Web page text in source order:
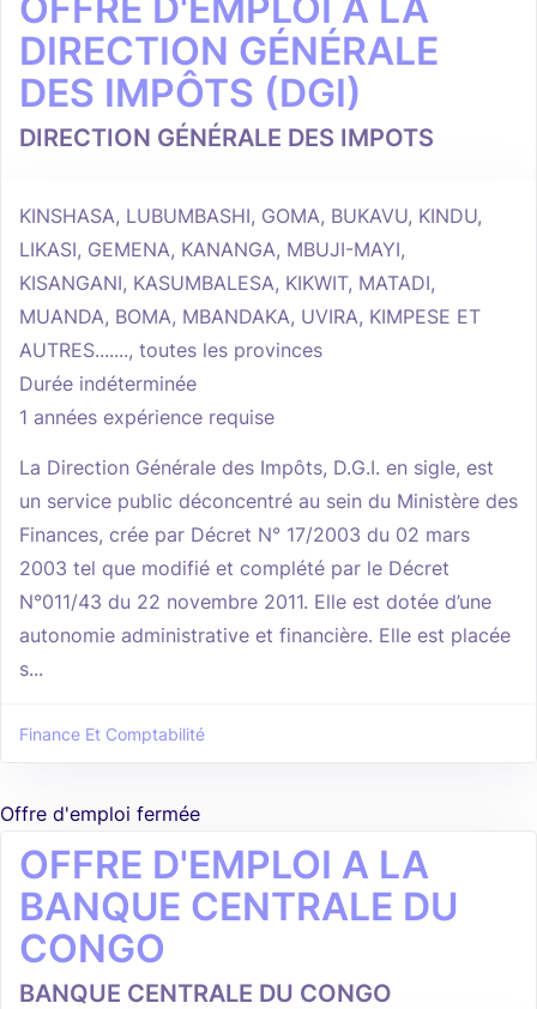
DIRECTION GÉNÉRALE
DES IMPÔTS (DGI)
DIRECTION GÉNÉRALE DES IMPOTS
KINSHASA, LUBUMBASHI, GOMA, BUKAVU, KINDU,
LIKASI, GEMENA, KANANGA, MBUJI-MAYI,
KISANGANI, KASUMBALESA, KIKWIT, MATADI,
MUANDA, BOMA, MBANDAKA, UVIRA, KIMPESE ET
AUTRES......., toutes les provinces
Durée indéterminée
1 années expérience requise
La Direction Générale des Impôts, D.G.I. en sigle, est
un service public déconcentré au sein du Ministère des
Finances, crée par Décret N° 17/2003 du 02 mars
2003 tel que modifié et complété par le Décret
N°011/43 du 22 novembre 2011. Elle est dotée d’une
autonomie administrative et financière. Elle est placée
s...
Finance Et Comptabilité
Offre d'emploi fermée
OFFRE D'EMPLOI A LA
BANQUE CENTRALE DU
CONGO
BANQUE CENTRALE DU CONGO